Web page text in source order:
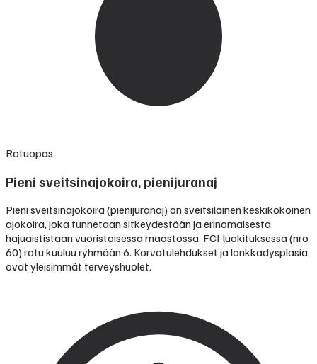
Rotuopas
Pieni sveitsinajokoira, pienijuranaj
Pieni sveitsinajokoira (pienijuranaj) on sveitsiläinen keskikokoinen
ajokoira, joka tunnetaan sitkeydestään ja erinomaisesta
hajuaististaan vuoristoisessa maastossa. FCI-luokituksessa (nro
60) rotu kuuluu ryhmään 6. Korvatulehdukset ja lonkkadysplasia
ovat yleisimmät terveyshuolet.